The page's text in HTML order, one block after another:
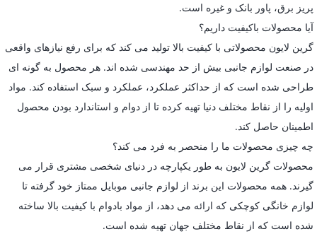
پریز برق، پاور بانک و غیره است.
آیا محصولات باکیفیت داریم؟
گرین لایون محصولاتی با کیفیت بالا تولید می کند که برای رفع نیازهای واقعی
در صنعت لوازم جانبی بیش از حد مهندسی شده اند. هر محصول به گونه ای
طراحی شده است که از حداکثر عملکرد، عملکرد و سبک استفاده کند. مواد
اولیه را از نقاط مختلف دنیا تهیه کرده تا از دوام و استاندارد بودن محصول
اطمینان حاصل کند.
چه چیزی محصولات ما را منحصر به فرد می کند؟
محصولات گرین لایون به طور یکپارچه در دنیای شخصی مشتری قرار می
گیرند. همه محصولات این برند از لوازم جانبی موبایل ممتاز خود گرفته تا
لوازم خانگی کوچکی که ارائه می دهد، از مواد بادوام با کیفیت بالا ساخته
شده است که از نقاط مختلف جهان تهیه شده است.